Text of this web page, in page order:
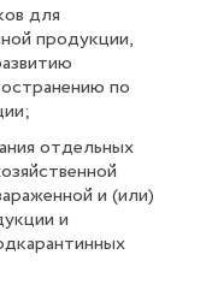
для
продукции,
по
отдельных
и (или)
и